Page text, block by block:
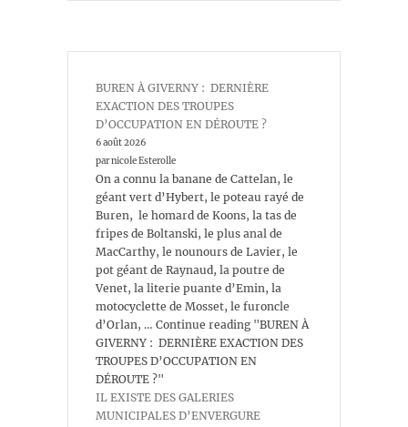
BUREN À GIVERNY : DERNIÈRE
EXACTION DES TROUPES
D’OCCUPATION EN DÉROUTE ?
6 août 2026
par nicole Esterolle
On a connu la banane de Cattelan, le
géant vert d’Hybert, le poteau rayé de
Buren, le homard de Koons, la tas de
fripes de Boltanski, le plus anal de
MacCarthy, le nounours de Lavier, le
pot géant de Raynaud, la poutre de
Venet, la literie puante d’Emin, la
motocyclette de Mosset, le furoncle
d’Orlan, … Continue reading "BUREN À
GIVERNY : DERNIÈRE EXACTION DES
TROUPES D’OCCUPATION EN
DÉROUTE ?"
IL EXISTE DES GALERIES
MUNICIPALES D’ENVERGURE